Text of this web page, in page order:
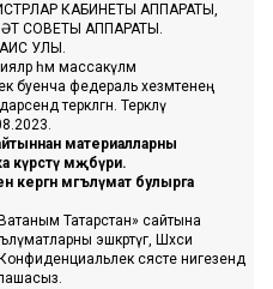
КАБИНЕТЫ АППАРАТЫ,
СОВЕТЫ АППАРАТЫ.
УЛЫ.
һәм массакүләм
буенча федераль хезмәтенең
теркәлгән. Теркәлү
материалларны
күрсәтү мәҗбүри.
кергән мәгълүмат булырга
Татарстан» сайтына
эшкәртүгә, Шәхси
сәясәте нигезендә